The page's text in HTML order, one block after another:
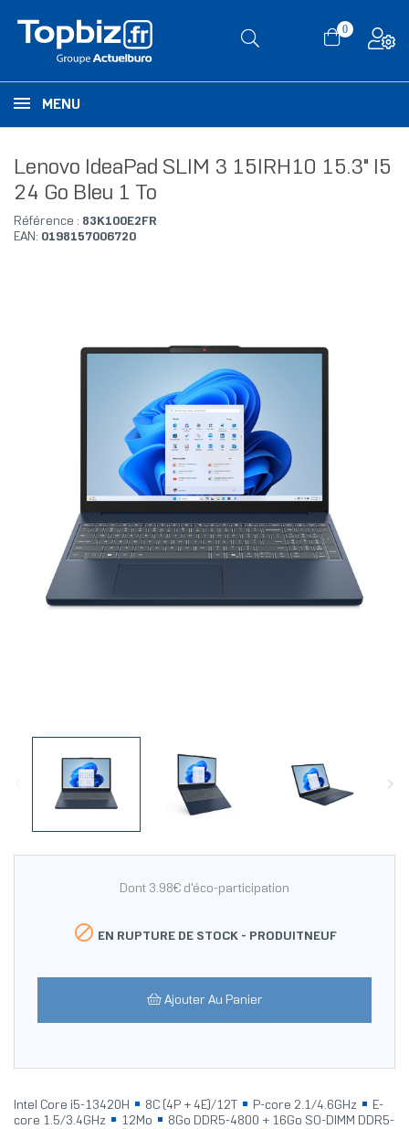
0
MENU
Lenovo IdeaPad SLIM 3 15IRH10 15.3" I5
24 Go Bleu 1 To
Référence : 83K100E2FR
EAN: 0198157006720
Dont 3.98€ d'éco-participation
 EN RUPTURE DE STOCK - PRODUITNEUF
Ajouter Au Panier
Intel Core i5-13420H 8C (4P + 4E)/12T P-core 2.1/4.6GHz
E-
core 1.5/3.4GHz
12Mo
8Go DDR5-4800 + 16Go SO-DIMM DDR5-